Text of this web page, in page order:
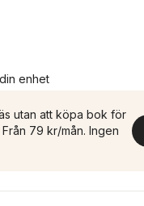
enhet
utan att köpa bok för
79 kr/mån. Ingen